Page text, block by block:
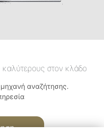
καλύτερους στον κλάδο
αναζήτησης.